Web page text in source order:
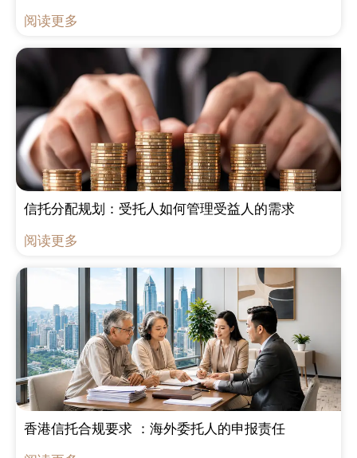
阅读更多
信托分配规划：受托人如何管理受益人的需求
阅读更多
香港信托合规要求 ：海外委托人的申报责任